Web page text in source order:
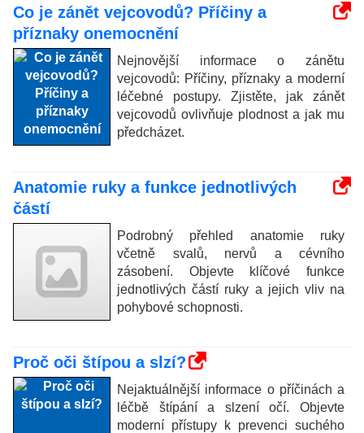
Co je zánět vejcovodů? Příčiny a
příznaky onemocnění
Nejnovější informace o zánětu
vejcovodů: Příčiny, příznaky a moderní
léčebné postupy. Zjistěte, jak zánět
vejcovodů ovlivňuje plodnost a jak mu
předcházet.
Anatomie ruky a funkce jednotlivých
částí
Podrobný přehled anatomie ruky
včetně svalů, nervů a cévního
zásobení. Objevte klíčové funkce
jednotlivých částí ruky a jejich vliv na
pohybové schopnosti.
Proč oči štípou a slzí?
Nejaktuálnější informace o příčinách a
léčbě štípání a slzení očí. Objevte
moderní přístupy k prevenci suchého